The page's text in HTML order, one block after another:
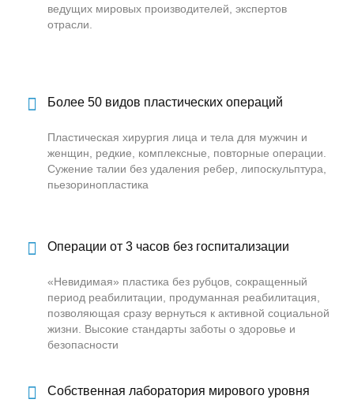
ведущих мировых производителей, экспертов
отрасли.
Более 50 видов пластических операций
Пластическая хирургия лица и тела для мужчин и
женщин, редкие, комплексные, повторные операции.
Сужение талии без удаления ребер, липоскульптура,
пьезоринопластика
Операции от 3 часов без госпитализации
«Невидимая» пластика без рубцов, сокращенный
период реабилитации, продуманная реабилитация,
позволяющая сразу вернуться к активной социальной
жизни. Высокие стандарты заботы о здоровье и
безопасности
Собственная лаборатория мирового уровня